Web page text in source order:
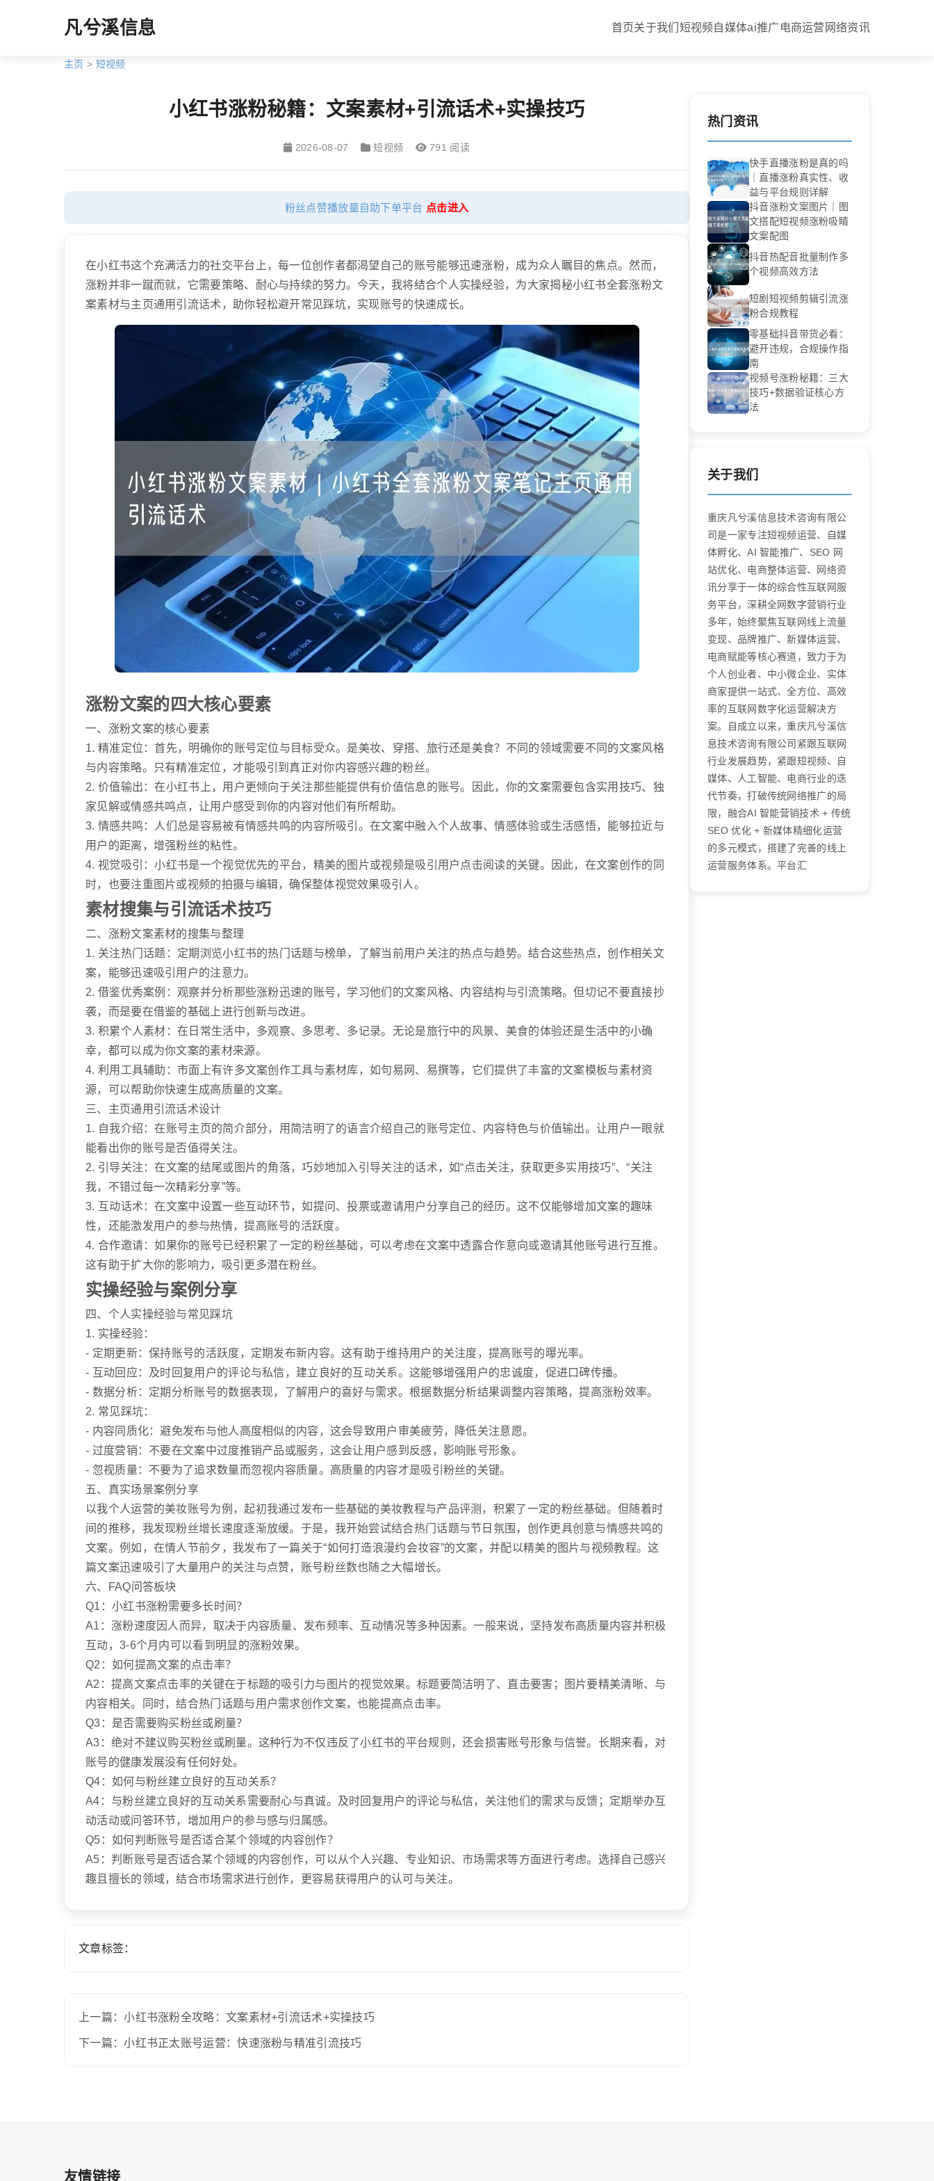
凡兮溪信息 首页关于我们 短视频自媒体ai推广 电商运营 网络资讯
主页 > 短视频
小红书涨粉秘籍：文案素材+引流话术+实操技巧
2026-08-07 短视频 791 阅读
粉丝点赞播放量自助下单平台 点击进入
在小红书这个充满活力的社交平台上，每一位创作者都渴望自己的账号能够迅速涨粉，成为众人瞩目的焦点。然而，
涨粉并非一蹴而就，它需要策略、耐心与持续的努力。今天，我将结合个人实操经验，为大家揭秘小红书全套涨粉文
案素材与主页通用引流话术，助你轻松避开常见踩坑，实现账号的快速成长。
涨粉文案的四大核心要素
一、涨粉文案的核心要素
1. 精准定位：首先，明确你的账号定位与目标受众。是美妆、穿搭、旅行还是美食？不同的领域需要不同的文案风格
与内容策略。只有精准定位，才能吸引到真正对你内容感兴趣的粉丝。
2. 价值输出：在小红书上，用户更倾向于关注那些能提供有价值信息的账号。因此，你的文案需要包含实用技巧、独
家见解或情感共鸣点，让用户感受到你的内容对他们有所帮助。
3. 情感共鸣：人们总是容易被有情感共鸣的内容所吸引。在文案中融入个人故事、情感体验或生活感悟，能够拉近与
用户的距离，增强粉丝的粘性。
4. 视觉吸引：小红书是一个视觉优先的平台，精美的图片或视频是吸引用户点击阅读的关键。因此，在文案创作的同
时，也要注重图片或视频的拍摄与编辑，确保整体视觉效果吸引人。
素材搜集与引流话术技巧
二、涨粉文案素材的搜集与整理
1. 关注热门话题：定期浏览小红书的热门话题与榜单，了解当前用户关注的热点与趋势。结合这些热点，创作相关文
案，能够迅速吸引用户的注意力。
2. 借鉴优秀案例：观察并分析那些涨粉迅速的账号，学习他们的文案风格、内容结构与引流策略。但切记不要直接抄
袭，而是要在借鉴的基础上进行创新与改进。
3. 积累个人素材：在日常生活中，多观察、多思考、多记录。无论是旅行中的风景、美食的体验还是生活中的小确
幸，都可以成为你文案的素材来源。
4. 利用工具辅助：市面上有许多文案创作工具与素材库，如句易网、易撰等，它们提供了丰富的文案模板与素材资
源，可以帮助你快速生成高质量的文案。
三、主页通用引流话术设计
1. 自我介绍：在账号主页的简介部分，用简洁明了的语言介绍自己的账号定位、内容特色与价值输出。让用户一眼就
能看出你的账号是否值得关注。
2. 引导关注：在文案的结尾或图片的角落，巧妙地加入引导关注的话术，如“点击关注，获取更多实用技巧”、“关注
我，不错过每一次精彩分享”等。
3. 互动话术：在文案中设置一些互动环节，如提问、投票或邀请用户分享自己的经历。这不仅能够增加文案的趣味
性，还能激发用户的参与热情，提高账号的活跃度。
4. 合作邀请：如果你的账号已经积累了一定的粉丝基础，可以考虑在文案中透露合作意向或邀请其他账号进行互推。
这有助于扩大你的影响力，吸引更多潜在粉丝。
实操经验与案例分享
四、个人实操经验与常见踩坑
1. 实操经验：
- 定期更新：保持账号的活跃度，定期发布新内容。这有助于维持用户的关注度，提高账号的曝光率。
- 互动回应：及时回复用户的评论与私信，建立良好的互动关系。这能够增强用户的忠诚度，促进口碑传播。
- 数据分析：定期分析账号的数据表现，了解用户的喜好与需求。根据数据分析结果调整内容策略，提高涨粉效率。
2. 常见踩坑：
- 内容同质化：避免发布与他人高度相似的内容，这会导致用户审美疲劳，降低关注意愿。
- 过度营销：不要在文案中过度推销产品或服务，这会让用户感到反感，影响账号形象。
- 忽视质量：不要为了追求数量而忽视内容质量。高质量的内容才是吸引粉丝的关键。
五、真实场景案例分享
以我个人运营的美妆账号为例，起初我通过发布一些基础的美妆教程与产品评测，积累了一定的粉丝基础。但随着时
间的推移，我发现粉丝增长速度逐渐放缓。于是，我开始尝试结合热门话题与节日氛围，创作更具创意与情感共鸣的
文案。例如，在情人节前夕，我发布了一篇关于“如何打造浪漫约会妆容”的文案，并配以精美的图片与视频教程。这
篇文案迅速吸引了大量用户的关注与点赞，账号粉丝数也随之大幅增长。
六、FAQ问答板块
Q1：小红书涨粉需要多长时间？
A1：涨粉速度因人而异，取决于内容质量、发布频率、互动情况等多种因素。一般来说，坚持发布高质量内容并积极
互动，3-6个月内可以看到明显的涨粉效果。
Q2：如何提高文案的点击率？
A2：提高文案点击率的关键在于标题的吸引力与图片的视觉效果。标题要简洁明了、直击要害；图片要精美清晰、与
内容相关。同时，结合热门话题与用户需求创作文案，也能提高点击率。
Q3：是否需要购买粉丝或刷量？
A3：绝对不建议购买粉丝或刷量。这种行为不仅违反了小红书的平台规则，还会损害账号形象与信誉。长期来看，对
账号的健康发展没有任何好处。
Q4：如何与粉丝建立良好的互动关系？
A4：与粉丝建立良好的互动关系需要耐心与真诚。及时回复用户的评论与私信，关注他们的需求与反馈；定期举办互
动活动或问答环节，增加用户的参与感与归属感。
Q5：如何判断账号是否适合某个领域的内容创作？
A5：判断账号是否适合某个领域的内容创作，可以从个人兴趣、专业知识、市场需求等方面进行考虑。选择自己感兴
趣且擅长的领域，结合市场需求进行创作，更容易获得用户的认可与关注。
文章标签：
上一篇：小红书涨粉全攻略：文案素材+引流话术+实操技巧
下一篇：小红书正太账号运营：快速涨粉与精准引流技巧
热门资讯
快手直播涨粉是真的吗
｜直播涨粉真实性、收
益与平台规则详解
抖音涨粉文案图片｜图
文搭配短视频涨粉吸睛
文案配图
抖音热配音批量制作多
个视频高效方法
短剧短视频剪辑引流涨
粉合规教程
零基础抖音带货必看：
避开违规，合规操作指
南
视频号涨粉秘籍：三大
技巧+数据验证核心方
法
关于我们
重庆凡兮溪信息技术咨询有限公
司是一家专注短视频运营、自媒
体孵化、AI 智能推广、SEO 网
站优化、电商整体运营、网络资
讯分享于一体的综合性互联网服
务平台，深耕全网数字营销行业
多年，始终聚焦互联网线上流量
变现、品牌推广、新媒体运营、
电商赋能等核心赛道，致力于为
个人创业者、中小微企业、实体
商家提供一站式、全方位、高效
率的互联网数字化运营解决方
案。自成立以来，重庆凡兮溪信
息技术咨询有限公司紧跟互联网
行业发展趋势，紧跟短视频、自
媒体、人工智能、电商行业的迭
代节奏，打破传统网络推广的局
限，融合AI 智能营销技术 + 传统
SEO 优化 + 新媒体精细化运营
的多元模式，搭建了完善的线上
运营服务体系。平台汇
友情链接